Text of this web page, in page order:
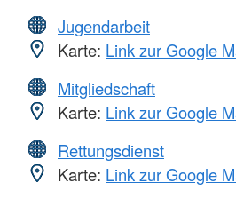
Jugendarbeit
Karte: Link zur Google
Mitgliedschaft
Karte: Link zur Google
Rettungsdienst
Karte: Link zur Google